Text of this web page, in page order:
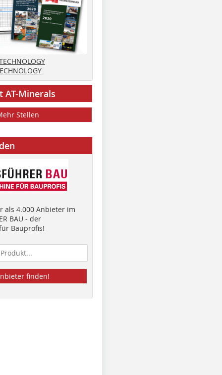
AT-Minerals
Stellen
als 4.000 Anbieter im
BAU - der
Bauprofis!
finden!